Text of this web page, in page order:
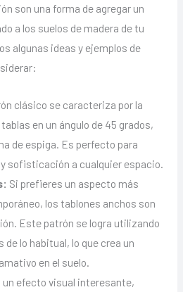
son una forma de agregar un
a los suelos de madera de tu
algunas ideas y ejemplos de
clásico se caracteriza por la
en un ángulo de 45 grados,
de espiga. Es perfecto para
sofisticación a cualquier espacio.
Si prefieres un aspecto más
los tablones anchos son
Este patrón se logra utilizando
lo habitual, lo que crea un
en el suelo.
un efecto visual interesante,